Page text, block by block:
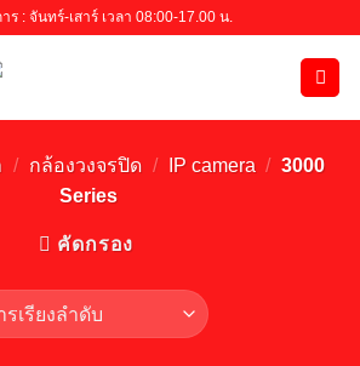
ร : จันทร์-เสาร์ เวลา 08:00-17.00 น.
/ กล้องวงจรปิด / IP camera / 3000
Series
คัดกรอง